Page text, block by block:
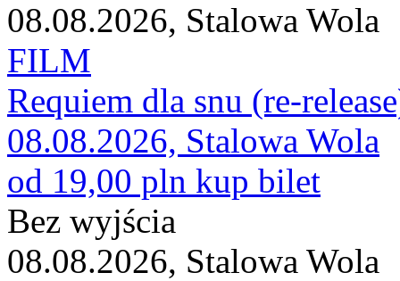
08.08.2026, Stalowa Wola
FILM
Requiem dla snu (re-
08.08.2026, Stalowa Wola
od 19,00 pln kup bilet
Bez wyjścia
08.08.2026, Stalowa Wola